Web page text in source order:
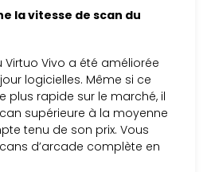
la vitesse de scan du
Virtuo Vivo a été améliorée
logicielles. Même si ce
plus rapide sur le marché, il
supérieure à la moyenne
tenu de son prix. Vous
d’arcade complète en